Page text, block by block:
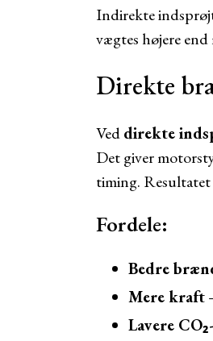
Indirekte
vægtes højere end
Direkte
Veddirekte
Det giver
timing.
Fordele:
Bedre
Mere kraft
Lavere